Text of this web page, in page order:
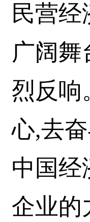
民营
广阔
烈反响
心,去
中国经
企业的